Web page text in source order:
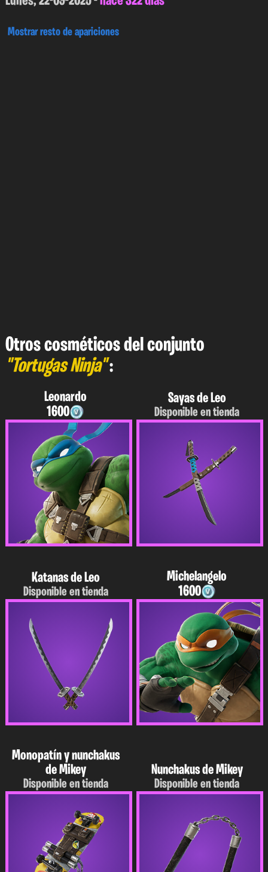
Mostrar resto de apariciones
Otros cosméticos del conjunto
"Tortugas Ninja":
Leonardo
1600
Sayas de Leo
Disponible en tienda
Katanas de Leo
Disponible en tienda
Michelangelo
1600
Monopatín y nunchakus
de Mikey
Disponible en tienda
Nunchakus de Mikey
Disponible en tienda